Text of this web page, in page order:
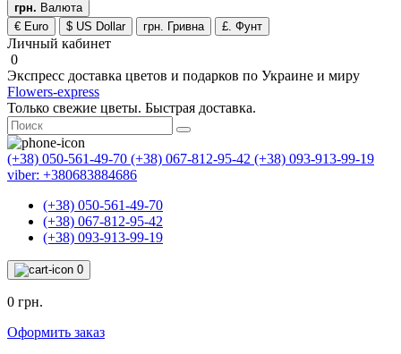
грн. Валюта
€ Euro
$ US Dollar грн. Гривна £. Фунт
Личный кабинет
0
Экспресс доставка цветов и подарков по Украине и миру
Flowers-express
Только свежие цветы. Быстрая доставка.
(+38) 050-561-49-70 (+38) 067-812-95-42 (+38) 093-913-99-19
viber: +380683884686
(+38) 050-561-49-70
(+38) 067-812-95-42
(+38) 093-913-99-19
0
0 грн.
Оформить заказ